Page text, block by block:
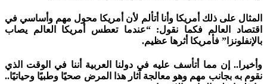
المثال على ذلك أمريكا وأنا أتألم لأن أمريكا محول مهم وأساسي في
اقتصاد العالم فكما نقول: “عندما تعطس أمريكا العالم يصاب
بالإنفلونزا” فأمريكا أثرها عظيم.
وأخيرا.. إن مما أتأسف عليه في دولنا العربية أننا في الوقت الذي
نقوم به بجانب مهم وهو معالجة آثار هذا المرض صحيًا وطبيًا وحياتيًا..